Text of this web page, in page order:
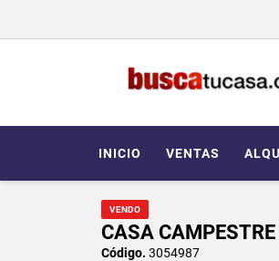
INICIO VENTAS
VENDO
CASA
Código. 3054987